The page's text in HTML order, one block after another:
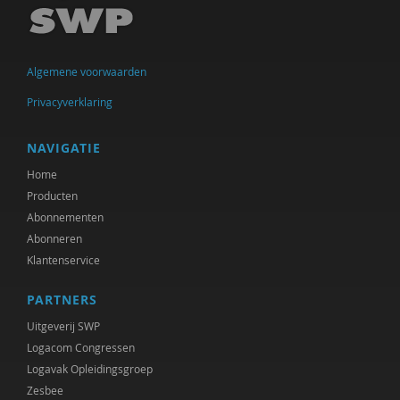
Marcel de Rooij
Anettte de Valk
Clementine Degener
Simone van Dongen
Diede van Doornik
Maartje Driessen
Hans van Ewijk
Olaf Galisch
Ingrid Groot
Iris Hartog
Algemene voorwaarden
Privacyverklaring
NAVIGATIE
Home
Producten
Abonnementen
Abonneren
Klantenservice
PARTNERS
Uitgeverij SWP
Logacom Congressen
Logavak Opleidingsgroep
Zesbee